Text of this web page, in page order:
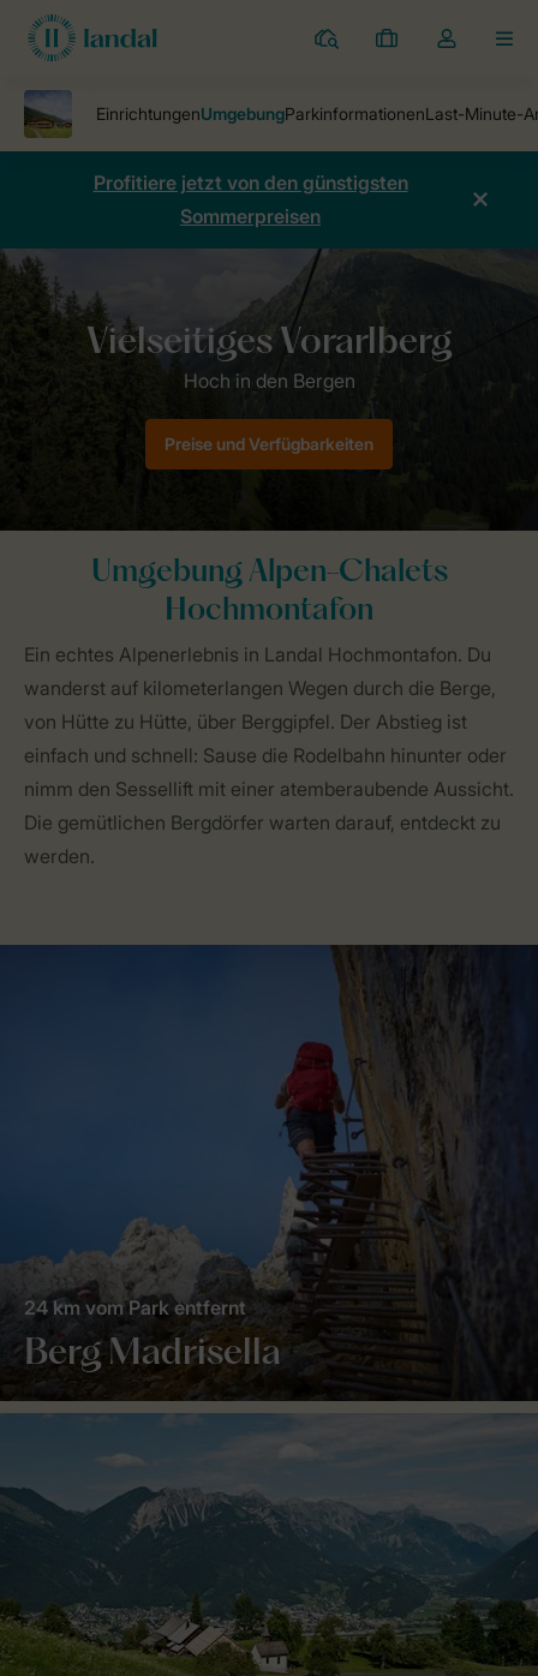
Ferienparks
Meine
Dropdown-
öffnen
Profitiere jetzt von den günstigsten
Sommerpreisen
Ferienparks Alpen-Chalets Hochmontafon
Preise und Verfügbarkeiten
Umgebung Alpen-Chalets
Hochmontafon
Ein echtes Alpenerlebnis in Landal Hochmontafon. Du
wanderst auf kilometerlangen Wegen durch die Berge,
von Hütte zu Hütte, über Berggipfel. Der Abstieg ist
einfach und schnell: Sause die Rodelbahn hinunter oder
nimm den Sessellift mit einer atemberaubende Aussicht.
Die gemütlichen Bergdörfer warten darauf, entdeckt zu
werden.
Berg Madrisella
24 km vom Park entfernt